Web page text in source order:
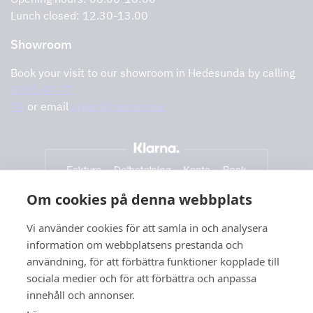
Om cookies på denna webbplats
Vi använder cookies för att samla in och analysera
information om webbplatsens prestanda och
användning, för att förbättra funktioner kopplade till
sociala medier och för att förbättra och anpassa
innehåll och annonser.
Lunch closed: 12.30-13.00
Showroom
Book your visit to our showroom in Hedesunda by calling
0291-47 77
74 or email order@tovenco.se.